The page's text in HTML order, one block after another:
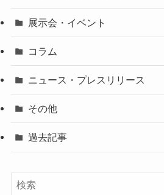
展示会・イベント
コラム
ニュース・プレスリリース
その他
過去記事